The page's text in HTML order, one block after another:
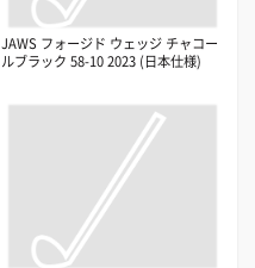
JAWS フォージド ウェッジ チャコー
ルブラック 58-10 2023 (日本仕様)